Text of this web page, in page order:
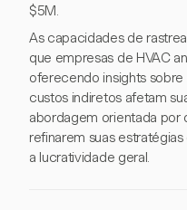
$5M.
As capacidades de
que empresas de HVAC
oferecendo insights
custos indiretos afetam
abordagem orientada por
refinarem suas
a lucratividade geral.